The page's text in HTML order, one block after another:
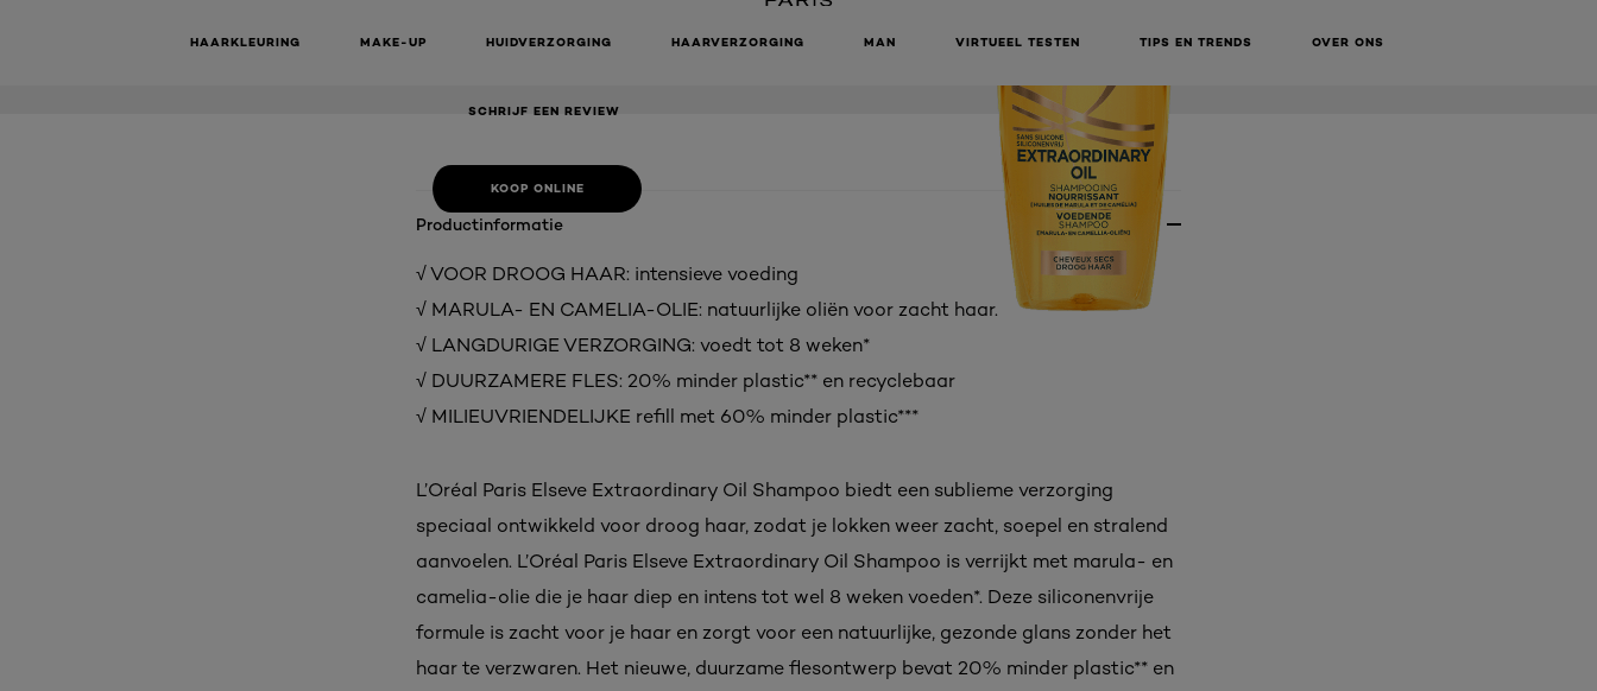
HAARKLEURING MAKE-UP HUIDVERZORGING HAARVERZORGING MAN VIRTUEEL TESTEN TIPS EN TRENDS OVER ONS
EXTRAORDINARY OIL
SHAMPOO
SCHRIJF EEN REVIEW
KOOP ONLINE
Productinformatie
√ VOOR DROOG HAAR: intensieve voeding
√ MARULA- EN CAMELIA-OLIE: natuurlijke oliën voor zacht haar.
√ LANGDURIGE VERZORGING: voedt tot 8 weken*
√ DUURZAMERE FLES: 20% minder plastic** en recyclebaar
√ MILIEUVRIENDELIJKE refill met 60% minder plastic***
L’Oréal Paris Elseve Extraordinary Oil Shampoo biedt een sublieme verzorging
speciaal ontwikkeld voor droog haar, zodat je lokken weer zacht, soepel en stralend
aanvoelen. L’Oréal Paris Elseve Extraordinary Oil Shampoo is verrijkt met marula- en
camelia-olie die je haar diep en intens tot wel 8 weken voeden*. Deze siliconenvrije
formule is zacht voor je haar en zorgt voor een natuurlijke, gezonde glans zonder het
haar te verzwaren. Het nieuwe, duurzame flesontwerp bevat 20% minder plastic** en